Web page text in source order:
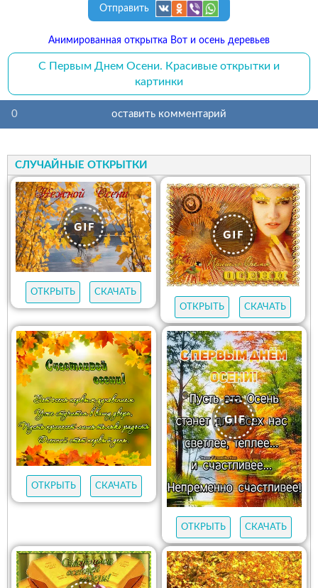
Отправить
Анимированная открытка Вот и осень деревьев
С Первым Днем Осени. Красивые открытки и
картинки
0 оставить комментарий
СЛУЧАЙНЫЕ ОТКРЫТКИ
ОТКРЫТЬ
СКАЧАТЬ
ОТКРЫТЬ
СКАЧАТЬ
ОТКРЫТЬ СКАЧАТЬ
ОТКРЫТЬ СКАЧАТЬ